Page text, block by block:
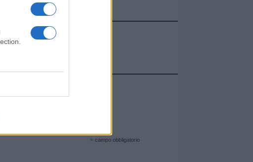
pubblicate sul sito web!
* campo obbligatorio